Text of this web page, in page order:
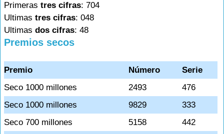
Primeras tres cifras: 704
Ultimas tres cifras: 048
Ultimas dos cifras: 48
Premios secos
Premio Número
Serie
Seco 1000 millones
2493
476
Seco 1000 millones
9829
333
Seco 700 millones
5158
442